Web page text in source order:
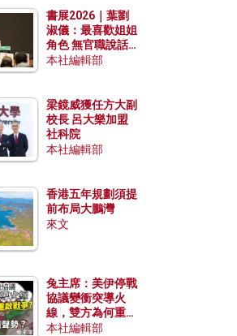
書展2026｜葉劉
淑儀：最喜歡姐姐
角色 無官職說話
包袱少
本社編輯部
梁鏡威獲任方大副
校長 呂大樂加盟
社科院
本社編輯部
香港五年規劃須提
前布局大鵬灣
來文
兔主席：美伊停戰
協議變衝突導火
線，雙方為何重啟
戰爭？伊朗一早洞
本社編輯部